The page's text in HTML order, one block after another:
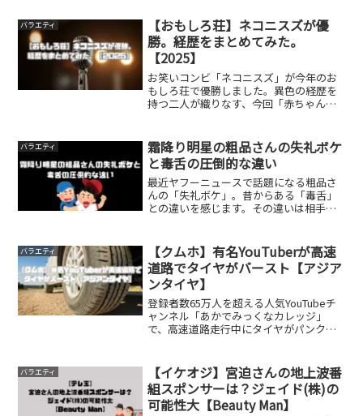
バラエティ
【おもしろ荘】ネコニスズが優
勝。経歴をまとめてみた。
【2025】
お笑いコンビ「ネコニスズ」が今年のお
もしろ荘で優勝しました。異色の経歴を
持つ二人が織りなす、今回「赤ちゃん」
みました。結成のきっかけネコニスズは
2012年2月に結成されま...
バラエティ
霜降り明星の粗品さんの失礼ボケ
と毒舌の圧倒的な違い
最近ヤフーニュースで話題になる粗品さ
んの「失礼ボケ」。昔からある「毒舌」
との違いを感じます。その違いは相手と
たり前です。ネットの時代に乗れていな
い40代以降の人間には「...
バラエティ
【クムホ】有名YouTuberが高速
道路でタイヤがバースト【アジア
ンタイヤ】
登録者数65万人を超える人気YouTubeチ
ャンネル「あかでみっくなカレッジ」
で、高速道路走行中にタイヤがパンク
ジは、自動車に関する教育的かつエンタ
ーテイメント性の高い...
バラエティ
【イケオジ】宮迫さんの地上波番
組スポンサーは？ジェイド(株)の
可能性大【Beauty Man】